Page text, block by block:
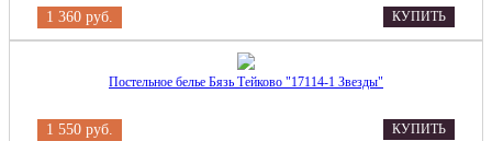
1 360 руб. КУПИТЬ
Постельное белье Бязь Тейково "17114-1 Звезды"
1 550 руб. КУПИТЬ